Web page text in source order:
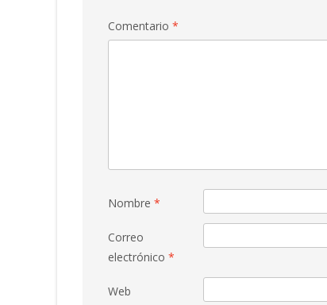
Comentario *
Nombre *
Correo
electrónico *
Web